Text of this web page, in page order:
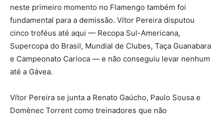
neste primeiro momento no Flamengo também foi
fundamental para a demissão. Vítor Pereira disputou
cinco troféus até aqui — Recopa Sul-Americana,
Supercopa do Brasil, Mundial de Clubes, Taça Guanabara
e Campeonato Carioca — e não conseguiu levar nenhum
até a Gávea.
Vítor Pereira se junta a Renato Gaúcho, Paulo Sousa e
Domènec Torrent como treinadores que não